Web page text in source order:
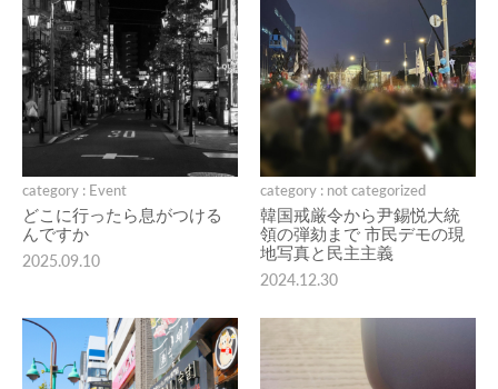
category : Event
どこに行ったら息がつける
んですか
2025.09.10
category : not categorized
韓国戒厳令から尹錫悦大統
領の弾劾まで 市民デモの現
地写真と民主主義
2024.12.30